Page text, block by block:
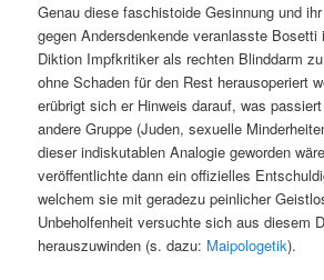
Genau diese faschistoide Gesinnung und
gegen Andersdenkende veranlasste
Diktion Impfkritiker als rechten Blinddarm
ohne Schaden für den Rest herausoperiert
erübrigt sich er Hinweis darauf, was
andere Gruppe (Juden, sexuelle
dieser indiskutablen Analogie geworden
veröffentlichte dann ein offizielles
welchem sie mit geradezu peinlicher
Unbeholfenheit versuchte sich aus diesem
herauszuwinden (s. dazu: Maipologetik).